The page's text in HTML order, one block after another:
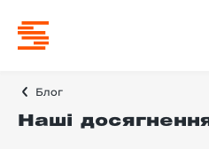
Блог
Наші